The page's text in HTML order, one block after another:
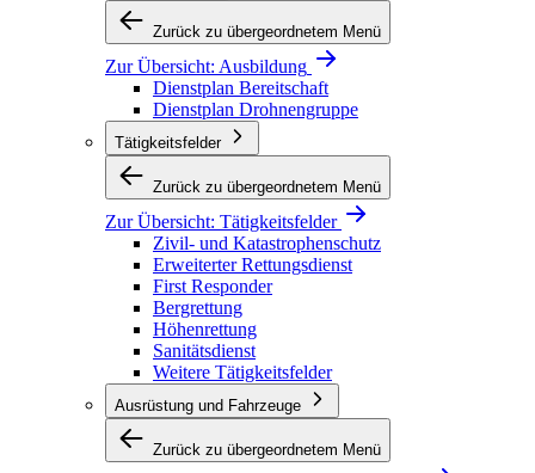
Zurück zu übergeordnetem Menü
Zur Übersicht: Ausbildung
Dienstplan Bereitschaft
Dienstplan Drohnengruppe
Tätigkeitsfelder
Zurück zu übergeordnetem Menü
Zur Übersicht: Tätigkeitsfelder
Zivil- und Katastrophenschutz
Erweiterter Rettungsdienst
First Responder
Bergrettung
Höhenrettung
Sanitätsdienst
Weitere Tätigkeitsfelder
Ausrüstung und Fahrzeuge
Zurück zu übergeordnetem Menü